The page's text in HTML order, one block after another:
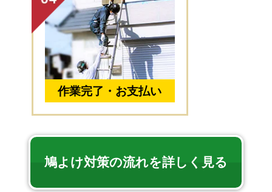
作業完了・お支払い
鳩よけ対策の流れを詳しく見る